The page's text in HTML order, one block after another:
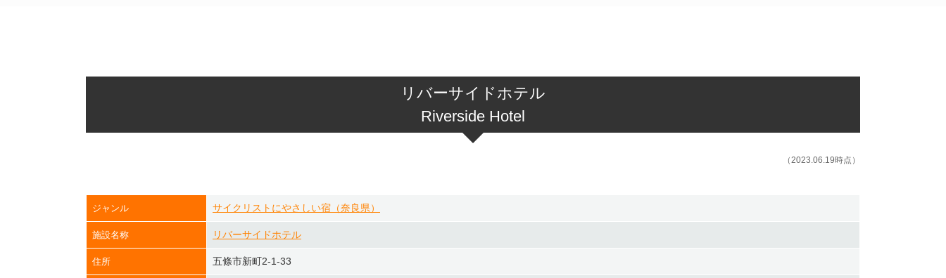
タンデム自転車があるレンタサイクル
リバーサイドホテル
Riverside Hotel
（2023.06.19時点）
ジャンル サイクリストにやさしい宿（奈良県）
施設名称 リバーサイドホテル
住所 五條市新町2-1-33